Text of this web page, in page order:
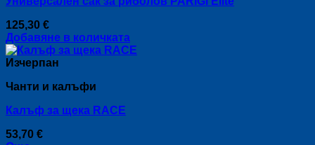
page
125,30 €
Добавяне в количката
Изчерпан
Чанти и калъфи
Кaлъф за щека RACE
53,70 €